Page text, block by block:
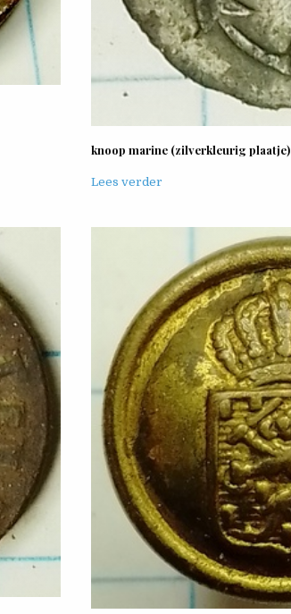
knoop marine (zilverkleurig plaatje)
Lees verder